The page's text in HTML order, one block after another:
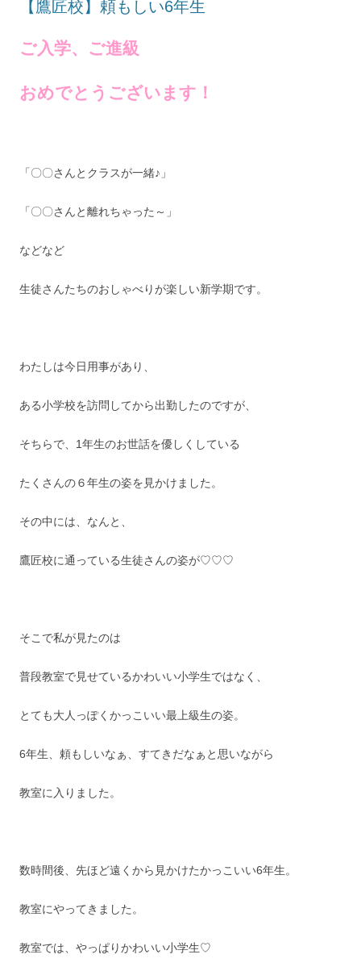
【鷹匠校】頼もしい6年生
ご入学、ご進級
おめでとうございます！
「〇〇さんとクラスが一緒♪」
「〇〇さんと離れちゃった～」
などなど
生徒さんたちのおしゃべりが楽しい新学期です。
わたしは今日用事があり、
ある小学校を訪問してから出勤したのですが、
そちらで、1年生のお世話を優しくしている
たくさんの６年生の姿を見かけました。
その中には、なんと、
鷹匠校に通っている生徒さんの姿が♡♡♡
そこで私が見たのは
普段教室で見せているかわいい小学生ではなく、
とても大人っぽくかっこいい最上級生の姿。
6年生、頼もしいなぁ、すてきだなぁと思いながら
教室に入りました。
数時間後、先ほど遠くから見かけたかっこいい6年生。
教室にやってきました。
教室では、やっぱりかわいい小学生♡